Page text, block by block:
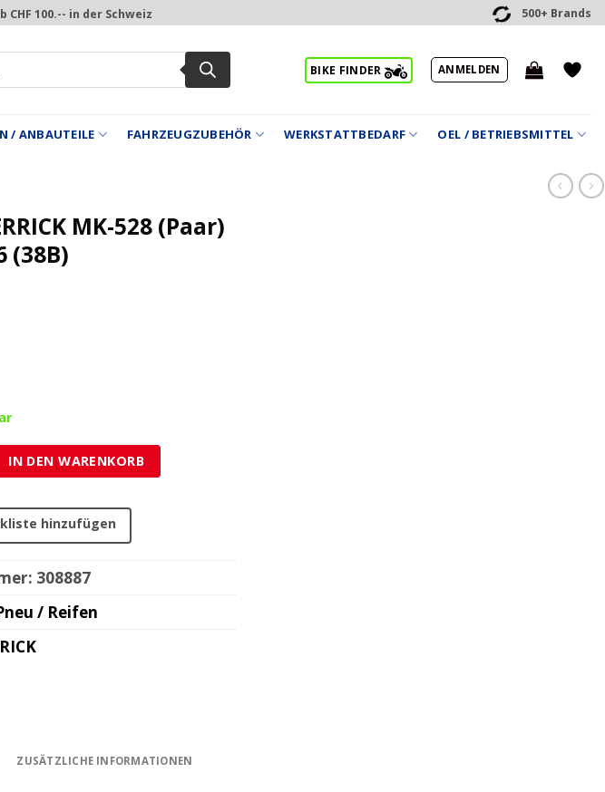
100.-- in der Schweiz 500+ Brands
BIKE FINDER ANMELDEN
/ ANBAUTEILE FAHRZEUGZUBEHÖR WERKSTATTBEDARF OEL / BETRIEBSMITTEL
MK-528 (Paar)
(38B)
528 (Paar) 2 1/4 - 16 (38B) Menge
IN DEN WARENKORB
hinzufügen
308887
/ Reifen
ZUSÄTZLICHE INFORMATIONEN